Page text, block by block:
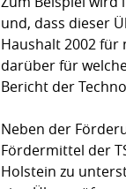
und, dass dieser
Haushalt 2002 für
darüber für
Bericht der
Neben der
Fördermittel der
Holstein zu